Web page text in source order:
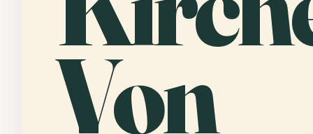
Von